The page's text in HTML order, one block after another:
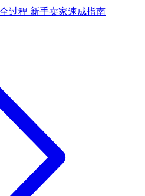
过程 新手卖家速成指南